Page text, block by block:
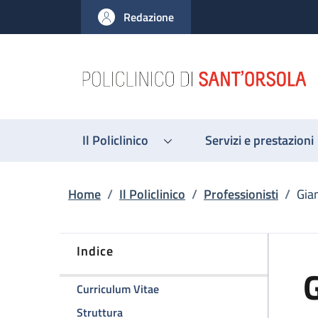
al contenuto principale
to footer content
Redazione
Il Policlinico Servizi e prestazioni
Briciole di pane
Home / Il Policlinico / Professionisti /
Indice
Curriculum Vitaedella pagina Gianluigi Pinelli
Strutturadella pagina Gianluigi Pinelli